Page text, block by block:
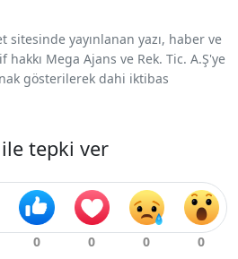
yayınlanan yazı, haber ve
Mega Ajans ve Rek. Tic. A.Ş'ye
gösterilerek dahi iktibas
tepki ver